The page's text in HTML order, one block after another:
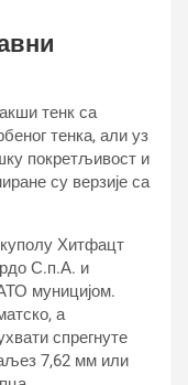
тенк са
тенка, али уз
покретљивост и
су верзије са
Хитфацт
С.п.А. и
муницијом.
а
спрегнуте
7,62 мм или